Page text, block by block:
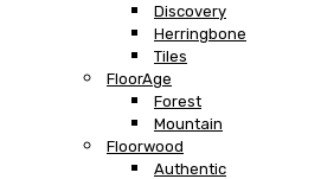
Discovery
Herringbone
Tiles
FloorAge
Forest
Mountain
Floorwood
Authentic